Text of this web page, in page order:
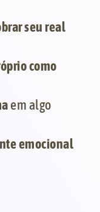
seu real
como
em algo
emocional